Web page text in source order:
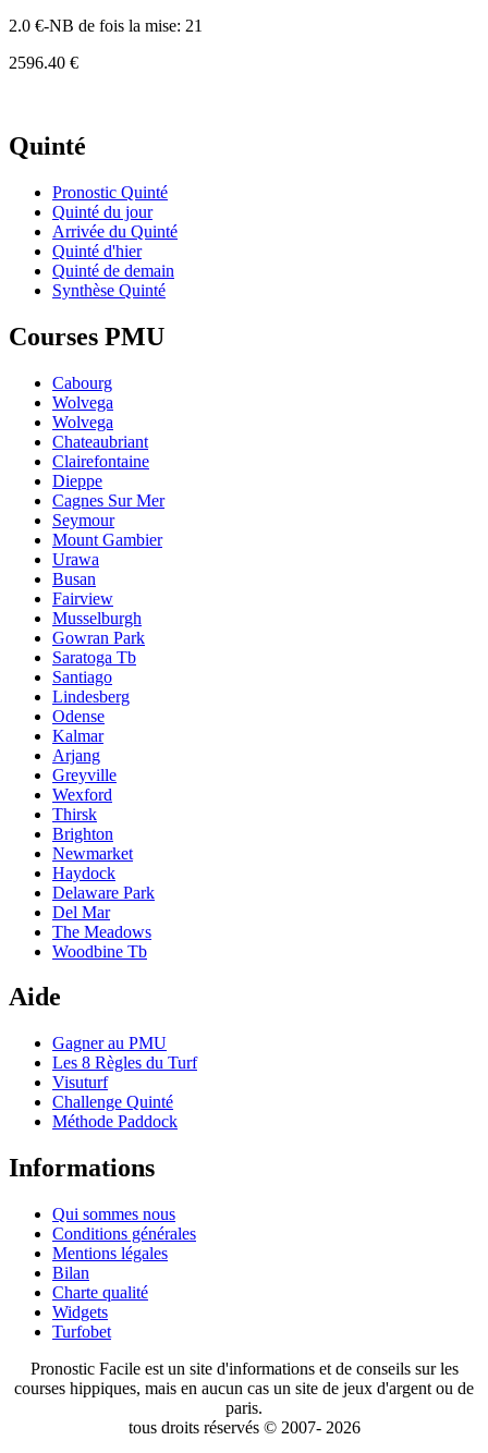
2.0 €-NB de fois la mise: 21
2596.40 €
Quinté
Pronostic Quinté
Quinté du jour
Arrivée du Quinté
Quinté d'hier
Quinté de demain
Synthèse Quinté
Courses PMU
Cabourg
Wolvega
Wolvega
Chateaubriant
Clairefontaine
Dieppe
Cagnes Sur Mer
Seymour
Mount Gambier
Urawa
Busan
Fairview
Musselburgh
Gowran Park
Saratoga Tb
Santiago
Lindesberg
Odense
Kalmar
Arjang
Greyville
Wexford
Thirsk
Brighton
Newmarket
Haydock
Delaware Park
Del Mar
The Meadows
Woodbine Tb
Aide
Gagner au PMU
Les 8 Règles du Turf
Visuturf
Challenge Quinté
Méthode Paddock
Informations
Qui sommes nous
Conditions générales
Mentions légales
Bilan
Charte qualité
Widgets
Turfobet
Pronostic Facile est un site d'informations et de conseils sur les
courses hippiques, mais en aucun cas un site de jeux d'argent ou de
paris.
tous droits réservés © 2007- 2026